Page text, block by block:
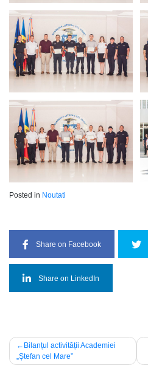
Posted in Noutati
Share on Facebook
Share on LinkedIn
Navigare
în
Bilanțul activității Academiei
„Ștefan cel Mare”